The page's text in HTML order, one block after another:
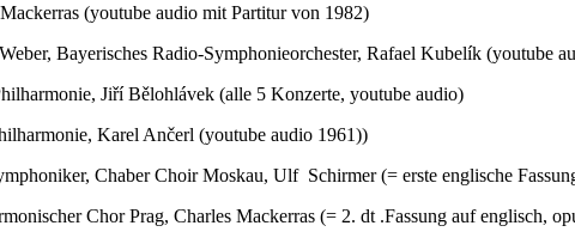
(youtube audio mit Partitur von 1982)
Bayerisches Radio-Symphonieorchester, Rafael Kubelík (youtube
Jiří Bělohlávek (alle 5 Konzerte, youtube audio)
Karel Ančerl (youtube audio 1961))
Chaber Choir Moskau, Ulf Schirmer (= erste englische
Chor Prag, Charles Mackerras (= 2. dt .Fassung auf englisch,